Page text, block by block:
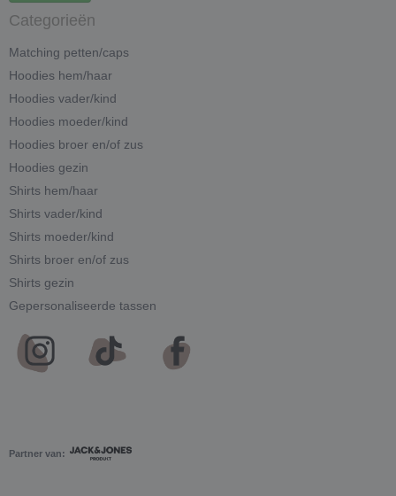
Categorieën
Matching petten/caps
Hoodies hem/haar
Hoodies vader/kind
Hoodies moeder/kind
Hoodies broer en/of zus
Hoodies gezin
Shirts hem/haar
Shirts vader/kind
Shirts moeder/kind
Shirts broer en/of zus
Shirts gezin
Gepersonaliseerde tassen
Partner van: